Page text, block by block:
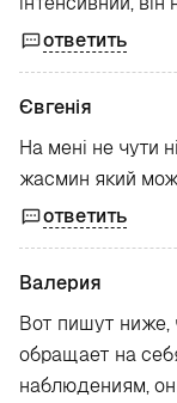
ответить
Євгенія
На мені не чути
жасмин який
ответить
Валерия
Вот пишут ниже,
обращает на
наблюдениям,